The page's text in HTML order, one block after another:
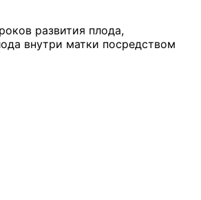
развития плода,
внутри матки посредством